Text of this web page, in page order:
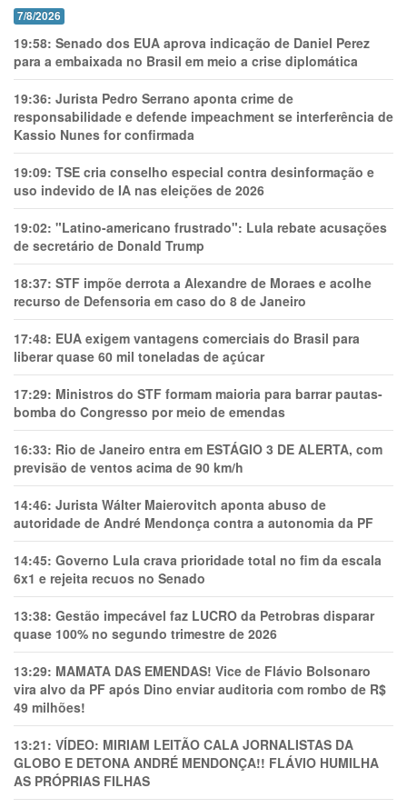
7/8/2026
19:58: Senado dos EUA aprova indicação de Daniel Perez
para a embaixada no Brasil em meio a crise diplomática
19:36: Jurista Pedro Serrano aponta crime de
responsabilidade e defende impeachment se interferência de
Kassio Nunes for confirmada
19:09: TSE cria conselho especial contra desinformação e
uso indevido de IA nas eleições de 2026
19:02: "Latino-americano frustrado": Lula rebate acusações
de secretário de Donald Trump
18:37: STF impõe derrota a Alexandre de Moraes e acolhe
recurso de Defensoria em caso do 8 de Janeiro
17:48: EUA exigem vantagens comerciais do Brasil para
liberar quase 60 mil toneladas de açúcar
17:29: Ministros do STF formam maioria para barrar pautas-
bomba do Congresso por meio de emendas
16:33: Rio de Janeiro entra em ESTÁGIO 3 DE ALERTA, com
previsão de ventos acima de 90 km/h
14:46: Jurista Wálter Maierovitch aponta abuso de
autoridade de André Mendonça contra a autonomia da PF
14:45: Governo Lula crava prioridade total no fim da escala
6x1 e rejeita recuos no Senado
13:38: Gestão impecável faz LUCRO da Petrobras disparar
quase 100% no segundo trimestre de 2026
13:29: MAMATA DAS EMENDAS! Vice de Flávio Bolsonaro
vira alvo da PF após Dino enviar auditoria com rombo de R$
49 milhões!
13:21: VÍDEO: MIRIAM LEITÃO CALA JORNALISTAS DA
GLOBO E DETONA ANDRÉ MENDONÇA!! FLÁVIO HUMILHA
AS PRÓPRIAS FILHAS